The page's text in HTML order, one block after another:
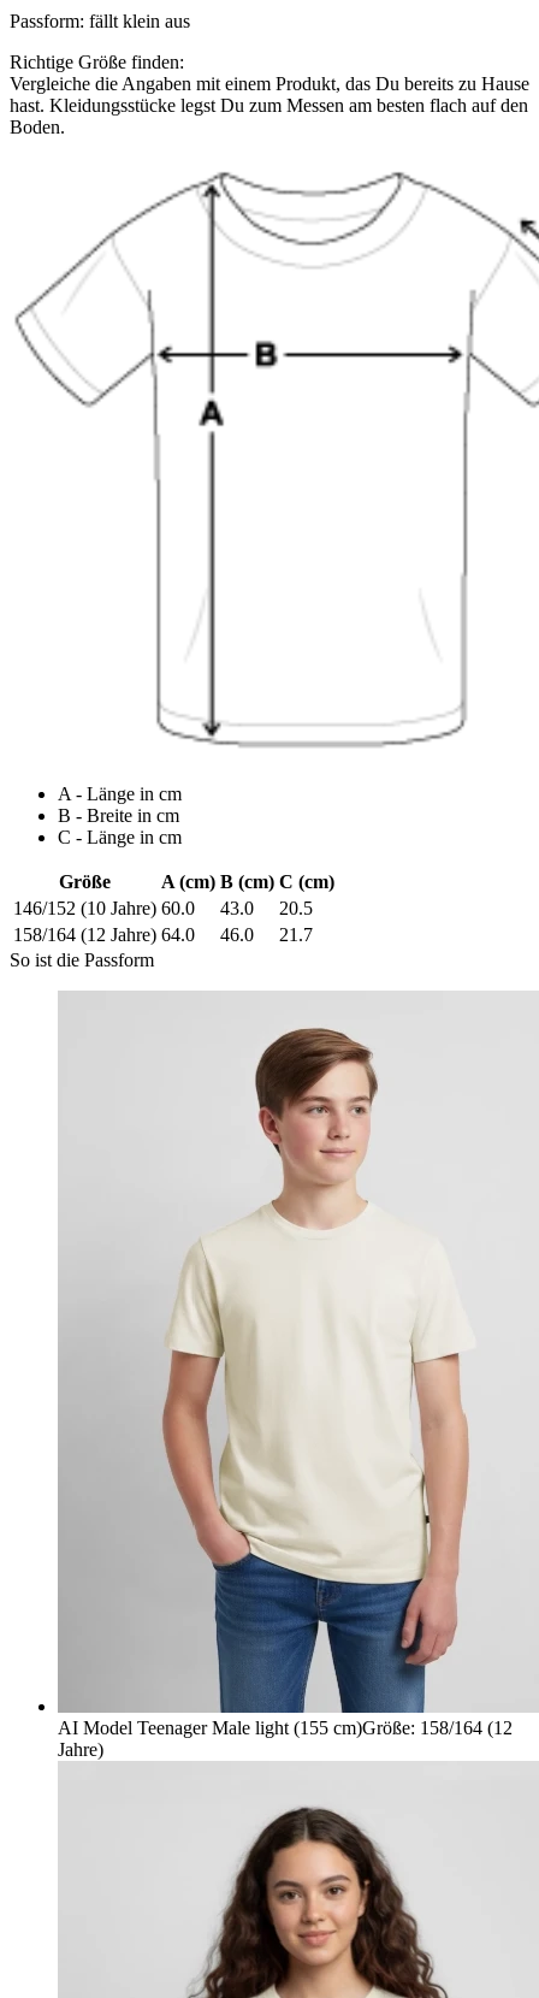
Passform: fällt klein aus
Richtige Größe finden:
Vergleiche die Angaben mit einem Produkt, das Du bereits zu Hause
hast. Kleidungsstücke legst Du zum Messen am besten flach auf den
Boden.
A - Länge in cm
B - Breite in cm
C - Länge in cm
Größe A (cm) B (cm) C (cm)
146/152 (10 Jahre) 60.0 43.0
20.5
158/164 (12 Jahre) 64.0 46.0
21.7
So ist die Passform
AI Model Teenager Male light (155 cm)Größe: 158/164 (12
Jahre)